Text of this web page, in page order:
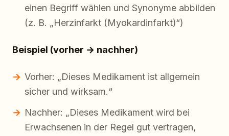
einen Begriff wählen und Synonyme abbilden
(z. B. „Herzinfarkt (Myokardinfarkt)“)
Beispiel (vorher → nachher)
Vorher: „Dieses Medikament ist allgemein
sicher und wirksam.“
Nachher: „Dieses Medikament wird bei
Erwachsenen in der Regel gut vertragen,